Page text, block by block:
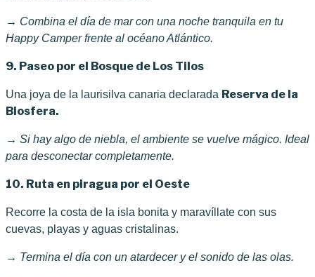
→ Combina el día de mar con una noche tranquila en tu
Happy Camper frente al océano Atlántico.
9. Paseo por el Bosque de Los Tilos
Una joya de la laurisilva canaria declarada Reserva de la
Biosfera.
→ Si hay algo de niebla, el ambiente se vuelve mágico. Ideal
para desconectar completamente.
10. Ruta en piragua por el Oeste
Recorre la costa de la isla bonita y maravíllate con sus
cuevas, playas y aguas cristalinas.
→ Termina el día con un atardecer y el sonido de las olas.